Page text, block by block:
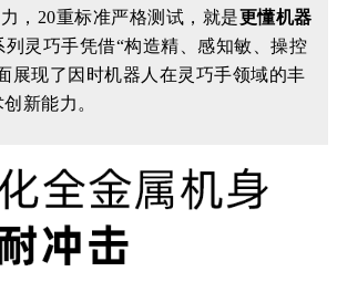
，20重标准严格测试，就是更懂机器
列 灵巧手凭借“构造精 感知敏
操控
展现了因时机器人在灵巧手领域的丰
创新能力。